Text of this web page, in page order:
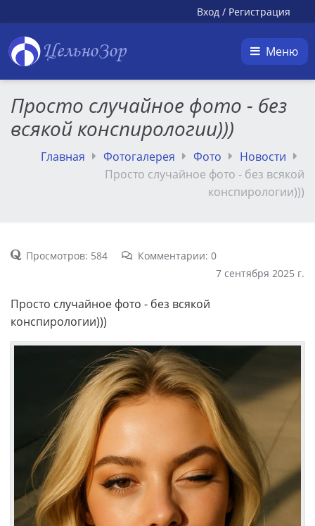
Вход / Регистрация
ЦельноЗор Меню
Просто случайное фото - без
всякой конспирологии)))
Главная Фотогалерея Фото
Новости
Просто случайное фото - без всякой
конспирологии)))
Просмотров: 584
Комментарии: 0
7 сентября 2025 г.
Просто случайное фото - без всякой
конспирологии)))